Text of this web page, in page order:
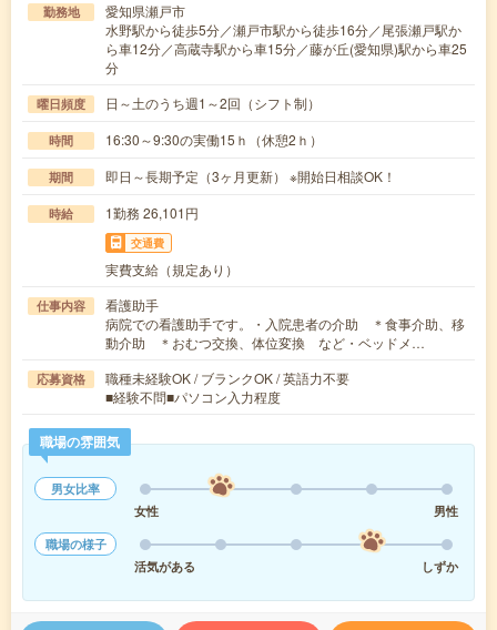
勤務地
愛知県瀬戸市
水野駅から徒歩5分／瀬戸市駅から徒歩16分／尾張瀬戸駅か
ら車12分／高蔵寺駅から車15分／藤が丘(愛知県)駅から車25
分
曜日頻度 日～土のうち週1～2回（シフト制）
時間 16:30～9:30の実働15ｈ（休憩2ｈ）
期間 即日～長期予定（3ヶ月更新） ※開始日相談OK！
時給 1勤務 26,101円
交通費
実費支給（規定あり）
仕事内容
看護助手
病院での看護助手です。・入院患者の介助 ＊食事介助、移
動介助 ＊おむつ交換、体位変換 など・ベッドメ…
応募資格
職種未経験OK / ブランクOK / 英語力不要
■経験不問■パソコン入力程度
職場の雰囲気
男女比率
女性
男性
職場の様子
活気がある
しずか